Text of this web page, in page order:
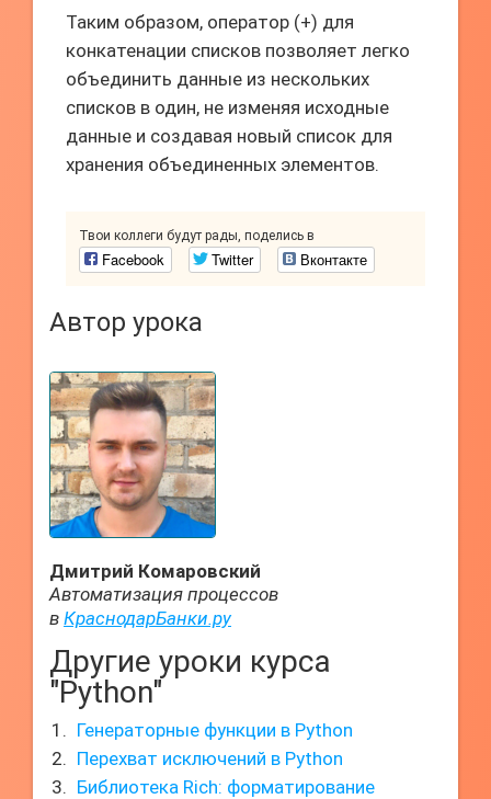
Таким образом, оператор (+) для
конкатенации списков позволяет легко
объединить данные из нескольких
списков в один, не изменяя исходные
данные и создавая новый список для
хранения объединенных элементов.
Твои коллеги будут рады, поделись в
Facebook Twitter Вконтакте
Автор урока
Дмитрий Комаровский
Автоматизация процессов
в КраснодарБанки.ру
Другие уроки курса
"Python"
Генераторные функции в Python
Перехват исключений в Python
Библиотека Rich: форматирование